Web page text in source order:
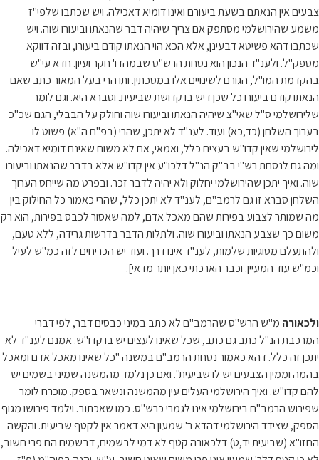
צבעים אין הנאתם בשעת ביעורם ואינו דומיא דאכילה. ויש שכתבו שלפי"ז
משמע שהירושלמי מסתפק אם צריך שיהיה דבר שהנאתו וביעורו שוה. ויש
שכתבו דהא פשיטא דבעינן, אלא הכא הוי הנאתו קודם ביעורו, ובזה דווקא
מספק"ל. ולענ"ד הנכון הוא נסחת הרש"ס שבמהדו' חקר ועיון. חדא עי"ש
בהקדמת המו"ל, הגורם לשינויים אלו במסכתין. ותו הרי בעל המאור כתב שאם
הנאתו קודם ביעורו כל שכן דיש בו קדושת שביעית. וסברא היא. וגם לומר
שלירושלמי ס"ל שאי"צ שיהיה הנאתו וביעורו שוה וחולק על הבבלי, הגם שכ"כ
בערוך השלחן (כד,כא) ועוד. לענ"ד לא יתכן, שהרי (בפ"ח ה"א) פשוט לו
לירושלמי שאין קדו"ש בעצים כלל, ואמאי, אם לא משום שאינם דומיא דאכילה.
ומה גם לנסחת רש"י בב"ק הנ"ל דלכו"ע אין קדו"ש אלא בדבר שהנאתו וביעורו
שוה. ואיך יתכן שהירושלמי יחלוק ולא יהיה לדבר זכר. ובפרט מה שייחס הערוך
השלחן סברא זו גם לרמב"ם, לענ"ד לא יתכן כלל, שהרי כאמור כל החילוק בין
מה שמותר לצבוע בפירות שהם מאכל אדם, למה שאסור לכבס בפירות, הוא רק
משום כך שצבע הנאתו וביעורו שוה. ולתלות הדבר בדרשות גרידה, ללא טעם,
ולהתעלם מסוגיות שלמות, לענ"ד אינו דרך. ועוד יש הכריחים לזה כמ"ש לעיל
וכמ"ש עוד המעיין. וכבר הארכתי כאן יותר מדאי].
ולכאורה מ"ש הרש"ס שהרמב"ם לא כתב במיני כבסים דבר, לפי דברי
המרכבת הנ"ל כתב גם כתב, שכל שאינו לעצים יש בו קדו"ש. אמנם לענ"ד לא
יתכן זה כלל. דהא כאמור נסחת הרמב"ם במשנה "כל שאינו מאכל אדם ומאכל
בהמה וממין הצבעים יש לו שביעית". ואם כן נלמד מהמשנה שמיני בשמים יש
להם קדו"ש. ואיך הירושלמי העלים עין מהמשנה ונשאר בספק. מוכרח לומר
שפירוש הרמב"ם בירושלמי אינו לגמרי כרש"ס. כמו שאכתוב. וילמד פירושו מגוף
הספק, שצידד הירושלמי דהדא ר' שמעון היא דאמר אין לקטף שביעית. והקשה
החזו"א (שביעית יד,ט) דלכאורה קטף לא דמי לבשמים, דבשמים הם פרי חשוב,